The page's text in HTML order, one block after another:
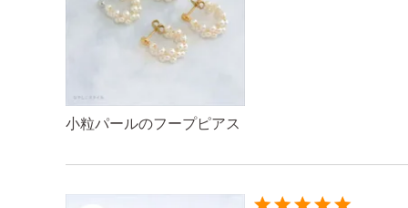
小粒パールのフープピアス